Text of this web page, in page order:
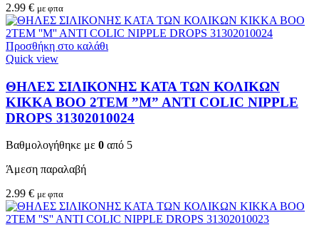
2.99 € με φπα
Προσθήκη στο καλάθι
Quick view
ΘΗΛΕΣ ΣΙΛΙΚΟΝΗΣ ΚΑΤΑ ΤΩΝ ΚΟΛΙΚΩΝ
KIKKA BOO 2TEM ”M” ANTI COLIC NIPPLE
DROPS 31302010024
Βαθμολογήθηκε με 0 από 5
Άμεση παραλαβή
2.99 € με φπα